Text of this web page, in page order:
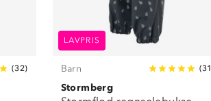
(32)
LAVPRIS
Barn (31
Stormberg